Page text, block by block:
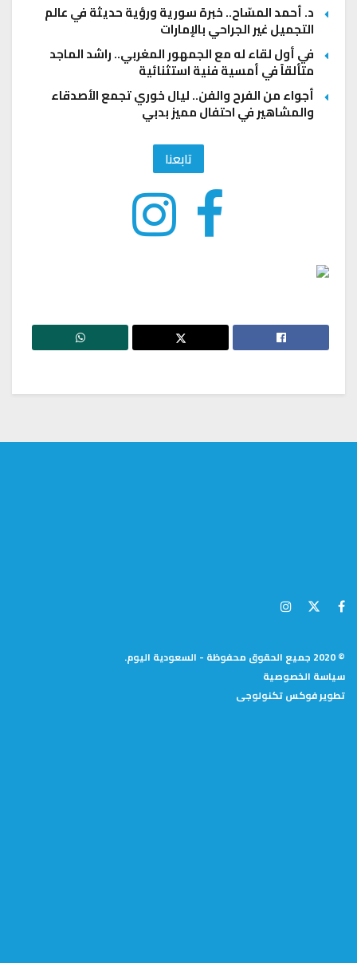
د. أحمد المسّاح.. خبرة سورية ورؤية حديثة في عالم
التجميل غير الجراحي بالإمارات
في أول لقاء له مع الجمهور المغربي.. راشد الماجد
متألقاً في أمسية فنية استثنائية
أجواء من الفرح والفن.. ليال خوري تجمع الأصدقاء
والمشاهير في احتفال مميز بدبي
تابعنا
© 2020 جميع الحقوق محفوظة - السعودية اليوم.
سياسة الخصوصية
تطويرفوكس تكنولوجى